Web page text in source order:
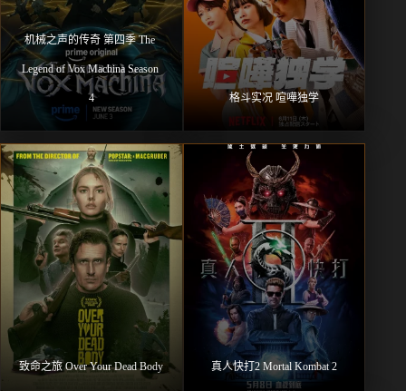
机械之声的传奇 第四季 The
Legend of Vox Machina Season
4 格斗实况 喧嘩独学
致命之旅 Over Your Dead Body 真人快打2 Mortal Kombat 2